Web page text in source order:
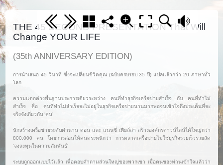
THE 45 SECOND PRESENTATION That Will
Change YOUR LIFE
(35th ANNIVERSARY EDITION)
การนำเสนอ 45 วินาที ซึ่งจะเปลี่ยนชีวิตคุณ (ฉบับครบรอบ 35 ปี) แปลแล้วกว่า 20 ภาษาทั่ว
โลก
ความแตกต่างพื้นฐานประการเดียวระหว่าง คนที่ทำธุรกิจเครือข่ายสำเร็จ กับ คนที่ทำไม่
สำเร็จ คือ คนที่ทำไม่สำเร็จจะไม่อยู่ในธุรกิจเครือข่ายนานมากพอจนเข้าใจถึงประเด็นที่จะ
จริงจังเกี่ยวกับ ‘คน’
นักสร้างเครือข่ายระดับตำนาน ดอน และ แนนซี่ เฟียล์ล่า สร้างองค์กรดาวน์ไลน์ได้ใหญ่กว่า
800,000 คน โดยการสอนให้คนตระหนักว่า การตลาดเครือข่ายไม่ใช่ธุรกิจรวยเร็วรวยลัด
‘จงลงทุนในความสัมพันธ์’
ระบบถูกออกแบบไว้แล้ว เพื่อตอบคำถามส่วนใหญ่ของพวกเขา เมื่อคนของท่านเข้าใจแล้วว่า